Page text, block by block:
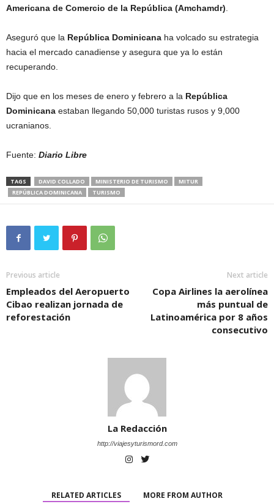
Americana de Comercio de la República (Amchamdr).
Aseguró que la República Dominicana ha volcado su estrategia
hacia el mercado canadiense y asegura que ya lo están
recuperando.
Dijo que en los meses de enero y febrero a la República
Dominicana estaban llegando 50,000 turistas rusos y 9,000
ucranianos.
Fuente: Diario Libre
TAGS DAVID COLLADO MINISTERIO DE TURISMO
MITUR
REPÚBLICA DOMINICANA
TURISMO
Previous article
Empleados del Aeropuerto
Cibao realizan jornada de
reforestación
Next article
Copa Airlines la aerolínea
más puntual de
Latinoamérica por 8 años
consecutivo
La Redacción
http://viajesyturismord.com
RELATED ARTICLES MORE FROM AUTHOR